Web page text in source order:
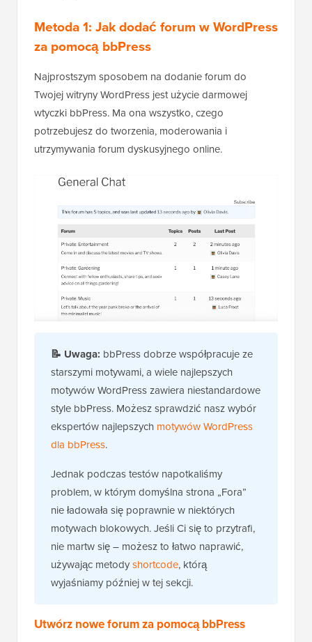
Metoda 1: Jak dodać forum w WordPress
za pomocą bbPress
Najprostszym sposobem na dodanie forum do
Twojej witryny WordPress jest użycie darmowej
wtyczki bbPress. Ma ona wszystko, czego
potrzebujesz do tworzenia, moderowania i
utrzymywania forum dyskusyjnego online.
📝 Uwaga: bbPress dobrze współpracuje ze
starszymi motywami, a wiele najlepszych
motywów WordPress zawiera niestandardowe
style bbPress. Możesz sprawdzić nasz wybór
ekspertów najlepszych motywów WordPress
dla bbPress.
Jednak podczas testów napotkaliśmy
problem, w którym domyślna strona „Fora”
nie ładowała się poprawnie w niektórych
motywach blokowych. Jeśli Ci się to przytrafi,
nie martw się – możesz to łatwo naprawić,
używając metodyshortcode, którą
wyjaśniamy później w tej sekcji.
Utwórz nowe forum za pomocą bbPress